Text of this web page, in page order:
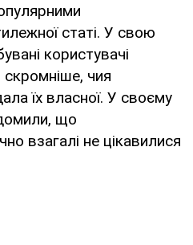
статі. У свою
користувачі
чия
їх власної. У своєму
що
взагалі не цікавилися